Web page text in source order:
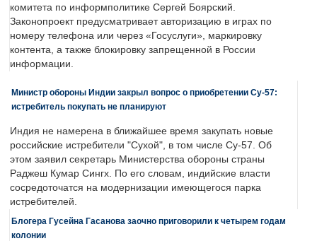
комитета по информполитике Сергей Боярский.
Законопроект предусматривает авторизацию в играх по
номеру телефона или через «Госуслуги», маркировку
контента, а также блокировку запрещенной в России
информации.
Министр обороны Индии закрыл вопрос о приобретении Су-57:
истребитель покупать не планируют
Индия не намерена в ближайшее время закупать новые
российские истребители "Сухой", в том числе Су-57. Об
этом заявил секретарь Министерства обороны страны
Раджеш Кумар Сингх. По его словам, индийские власти
сосредоточатся на модернизации имеющегося парка
истребителей.
Блогера Гусейна Гасанова заочно приговорили к четырем годам
колонии